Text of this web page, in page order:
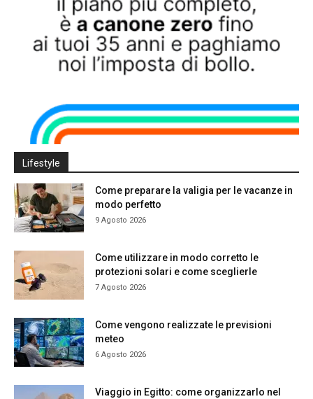
Lifestyle
Come preparare la valigia per le vacanze in
modo perfetto
9 Agosto 2026
Come utilizzare in modo corretto le
protezioni solari e come sceglierle
7 Agosto 2026
Come vengono realizzate le previsioni
meteo
6 Agosto 2026
Viaggio in Egitto: come organizzarlo nel